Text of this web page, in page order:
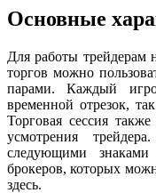
Основные
Для работы трейдерам
торгов можно
парами. Каждый
временной отрезок,
Торговая сессия
усмотрения
следующими
брокеров, которых
здесь.